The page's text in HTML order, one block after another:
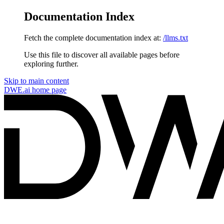
Documentation Index
Fetch the complete documentation index at: /llms.txt
Use this file to discover all available pages before
exploring further.
Skip to main content
DWE.ai home page